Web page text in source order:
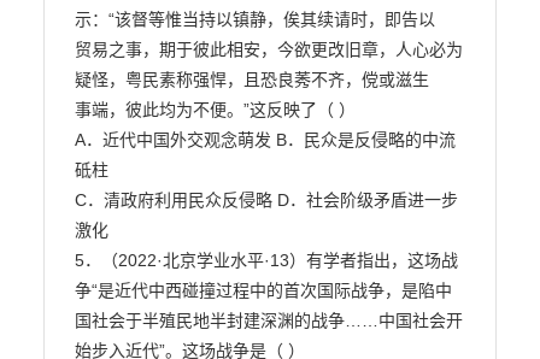
示：“该督等惟当持以镇静，俟其续请时，即告以
贸易之事，期于彼此相安，今欲更改旧章，人心必为
疑怪，粤民素称强悍，且恐良莠不齐，傥或滋生
事端，彼此均为不便。”这反映了（ ）
A．近代中国外交观念萌发 B．民众是反侵略的中流
砥柱
C．清政府利用民众反侵略 D．社会阶级矛盾进一步
激化
5．（2022·北京学业水平·13）有学者指出，这场战
争“是近代中西碰撞过程中的首次国际战争，是陷中
国社会于半殖民地半封建深渊的战争……中国社会开
始步入近代”。这场战争是（ ）